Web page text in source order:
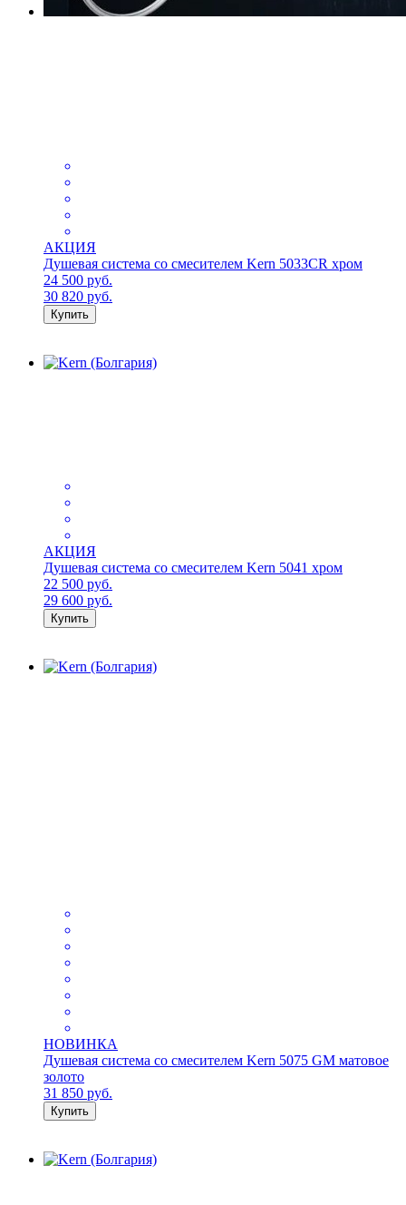
АКЦИЯ
Душевая система со смесителем Kern 5033CR хром
24 500 руб.
30 820 руб.
Купить
АКЦИЯ
Душевая система со смесителем Kern 5041 хром
22 500 руб.
29 600 руб.
Купить
НОВИНКА
Душевая система со смесителем Kern 5075 GM матовое
золото
31 850 руб.
Купить